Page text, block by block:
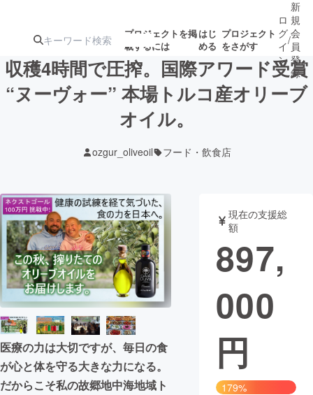
プロジェクトを掲
載するには
はじ
める
プロジェクト
をさがす
注目の新着プロ 募集終了が近いプ
テクノロジー・ガジェット
映像・映画 書籍・雑誌
ビジネス・起業 チャレンジ
まちづくり・地域活性化
CAMPFIRE for Social Good
CAMPFIRE Creation
ロ
グ
イ
ン
/
新
規
会
員
登
録
収穫4時間で圧搾。国際アワード受賞
“ヌーヴォー” 本場トルコ産オリーブ
オイル。
ozgur_oliveoil フード・飲食店
医療の力は大切ですが、毎日の食
が心と体を守る大きな力になる。
だからこそ私の故郷地中海地域ト
現在の支援総
額
897,
000
円
179%